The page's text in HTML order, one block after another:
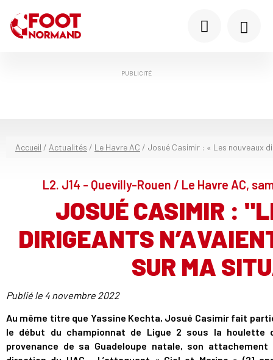
PUBLICITÉ
Accueil / Actualités / Le Havre AC / Josué Casimir : « Les nouveaux
L2. J14 - Quevilly-Rouen / Le Havre AC,
JOSUÉ CASIMIR :
DIRIGEANTS
SUR MA
Publié le 4 novembre 2022
Au même titre que Yassine Kechta, Josué Casimir fait
le début du championnat de Ligue 2 sous la houlette
provenance de sa Guadeloupe natale, son